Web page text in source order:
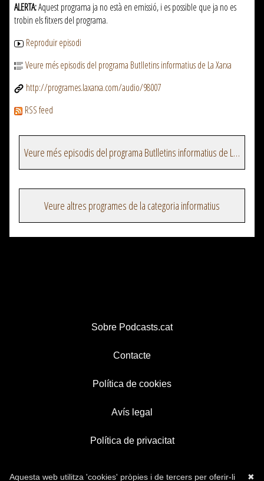
ALERTA:Aquest programa ja no està en emissió, i es possible que ja no es
trobin els fitxers del programa.
Reproduir episodi
Veure més episodis del programa Butlletins informatius de La Xarxa
http://programes.laxarxa.com/audio/98007
RSS feed
Veure més episodis del programa Butlletins informatius de La Xarxa
Veure altres programes de la categoria informatius
Sobre Podcasts.cat
Contacte
Política de cookies
Avís legal
Política de privacitat
✖
Aquesta web utilitza 'cookies' pròpies i de tercers per oferir-li